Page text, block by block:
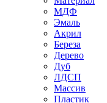
МДФ
Эмаль
Акрил
Береза
Дерево
Дуб
ЛДСП
Массив
Пластик